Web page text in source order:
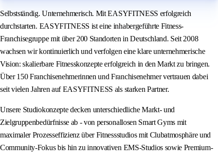
Selbstständig. Unternehmerisch. Mit EASYFITNESS erfolgreich
durchstarten. EASYFITNESS ist eine inhabergeführte Fitness-
Franchisegruppe mit über 200 Standorten in Deutschland. Seit 2008
wachsen wir kontinuierlich und verfolgen eine klare unternehmerische
Vision: skalierbare Fitnesskonzepte erfolgreich in den Markt zu bringen.
Über 150 Franchisenehmerinnen und Franchisenehmer vertrauen dabei
seit vielen Jahren auf EASYFITNESS als starken Partner.
Unsere Studiokonzepte decken unterschiedliche Markt- und
Zielgruppenbedürfnisse ab - von personallosen Smart Gyms mit
maximaler Prozesseffizienz über Fitnessstudios mit Clubatmosphäre und
Community-Fokus bis hin zu innovativen EMS-Studios sowie Premium-